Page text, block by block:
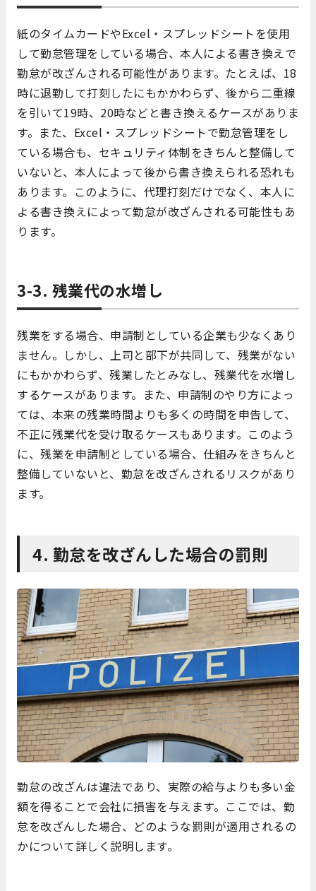
紙のタイムカードやExcel・スプレッドシートを使用
して勤怠管理をしている場合、本人による書き換えで
勤怠が改ざんされる可能性があります。たとえば、18
時に退勤して打刻したにもかかわらず、後から二重線
を引いて19時、20時などと書き換えるケースがありま
す。また、Excel・スプレッドシートで勤怠管理をし
ている場合も、セキュリティ体制をきちんと整備して
いないと、本人によって後から書き換えられる恐れも
あります。このように、代理打刻だけでなく、本人に
よる書き換えによって勤怠が改ざんされる可能性もあ
ります。
3-3. 残業代の水増し
残業をする場合、申請制としている企業も少なくあり
ません。しかし、上司と部下が共同して、残業がない
にもかかわらず、残業したとみなし、残業代を水増し
するケースがあります。また、申請制のやり方によっ
ては、本来の残業時間よりも多くの時間を申告して、
不正に残業代を受け取るケースもあります。このよう
に、残業を申請制としている場合、仕組みをきちんと
整備していないと、勤怠を改ざんされるリスクがあり
ます。
4. 勤怠を改ざんした場合の罰則
勤怠の改ざんは違法であり、実際の給与よりも多い金
額を得ることで会社に損害を与えます。ここでは、勤
怠を改ざんした場合、どのような罰則が適用されるの
かについて詳しく説明します。